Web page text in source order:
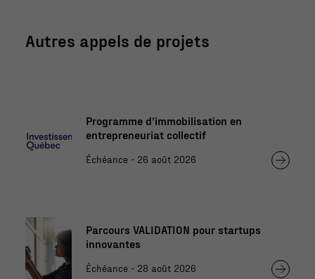
Autres appels de projets
Programme d’immobilisation en
entrepreneuriat collectif
Échéance - 26 août 2026
Parcours VALIDATION pour startups
innovantes
Échéance - 28 août 2026